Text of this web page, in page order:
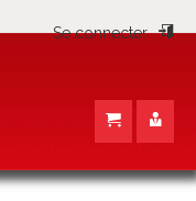
Se connecter